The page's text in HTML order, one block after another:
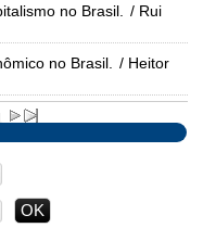
no Brasil.
/ Rui
no Brasil.
/ Heitor